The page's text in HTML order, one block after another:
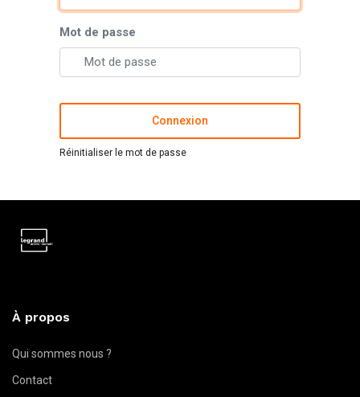
Mot de passe
Connexion
Réinitialiser le mot de passe
À propos
Qui sommes nous ?
Contact